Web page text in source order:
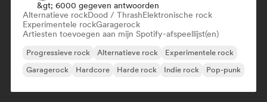
&gt; 6000 gegeven antwoorden
Alternatieve rockDood / ThrashElektronische rock
Experimentele rockGaragerock
Artiesten toevoegen aan mijn Spotify-afspeellijst(en)
Progressieve rock Alternatieve rock
Experimentele rock
Garagerock
Hardcore Harde rock Indie rock Pop-punk